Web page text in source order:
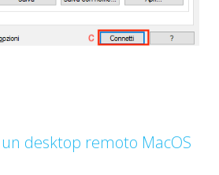
desktop remoto MacOS